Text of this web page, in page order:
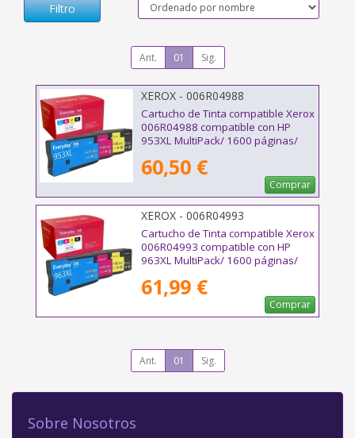
Filtro
Ant. 01 Sig.
XEROX - 006R04988
Cartucho de Tinta compatible Xerox
006R04988 compatible con HP
953XL MultiPack/ 1600 páginas/
60,50 €
Comprar
XEROX - 006R04993
Cartucho de Tinta compatible Xerox
006R04993 compatible con HP
963XL MultiPack/ 1600 páginas/
61,99 €
Comprar
Ant. 01 Sig.
Sobre Nosotros